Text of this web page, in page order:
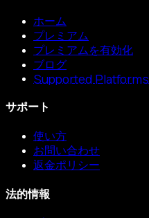
ホーム
プレミアム
プレミアムを有効化
ブログ
Supported Platforms
サポート
使い方
お問い合わせ
返金ポリシー
法的情報